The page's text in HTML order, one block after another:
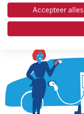
Accepteer alles